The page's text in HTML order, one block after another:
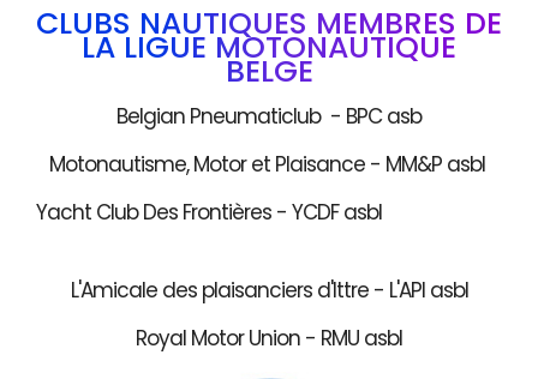
CLUBS NAUTIQUES MEMBRES DE
LA LIGUE MOTONAUTIQUE
BELGE
Belgian Pneumaticlub - BPC asb
Motonautisme, Motor et Plaisance - MM&P asbl
Yacht Club Des Frontières - YCDF asbl
L'Amicale des plaisanciers d'Ittre - L'API asbl
Royal Motor Union - RMU asbl